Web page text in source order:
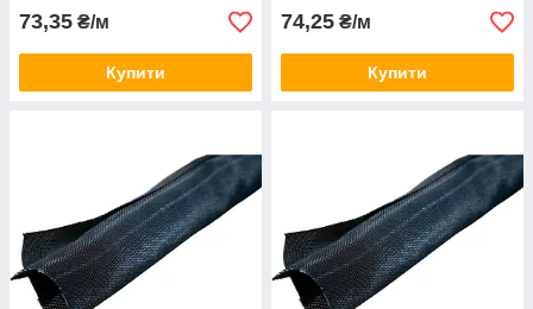
73,35 ₴/м
Купити
74,25 ₴/м
Купити